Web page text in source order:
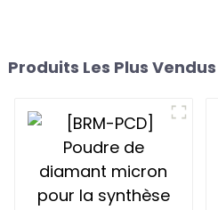
Produits Les Plus Vendus